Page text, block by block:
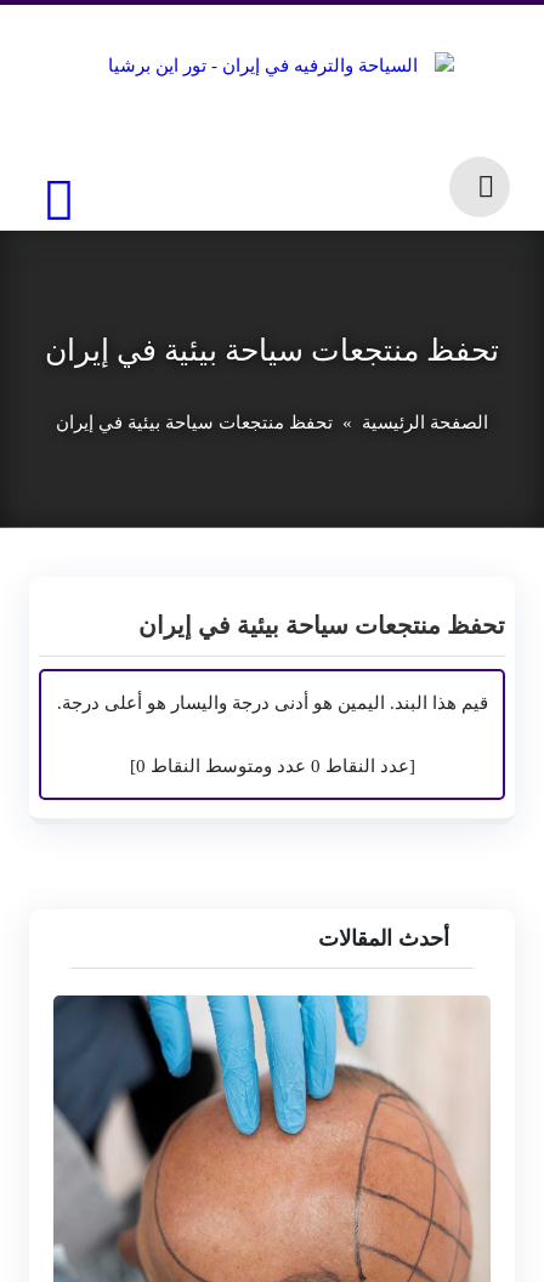
تحفظ منتجعات سياحة بيئية في إيران
الصفحة الرئيسية » تحفظ منتجعات سياحة بيئية في إيران
تحفظ منتجعات سياحة بيئية في إيران
قيم هذا البند. اليمين هو أدنى درجة واليسار هو أعلى درجة.
[عدد النقاط 0 عدد ومتوسط ​​النقاط 0
]
أحدث المقالات